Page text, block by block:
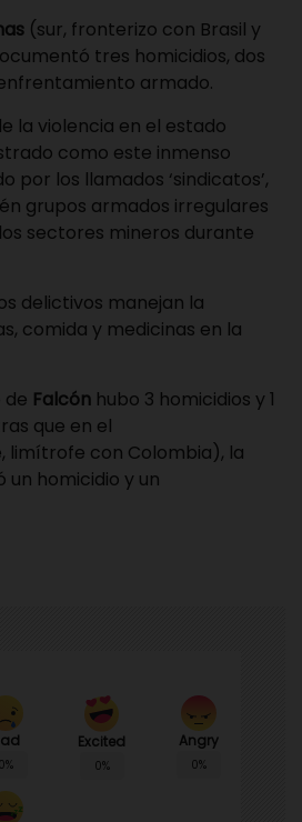
(sur, fronterizo con Brasil y
tres homicidios, dos
armado.
la violencia en el estado
como este inmenso
por los llamados ‘sindicatos’,
grupos armados irregulares
sectores mineros durante
delictivos manejan la
comida y medicinas en la
de Falcón hubo 3 homicidios y 1
que en el
limítrofe con Colombia), la
un homicidio y un
0%
Excited
0%
Angry
0%